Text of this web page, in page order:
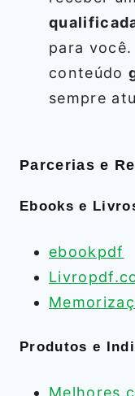
para
conteúdo
sempre
Parcerias e
Ebooks e
ebookpdf
Produtos e
Melhores